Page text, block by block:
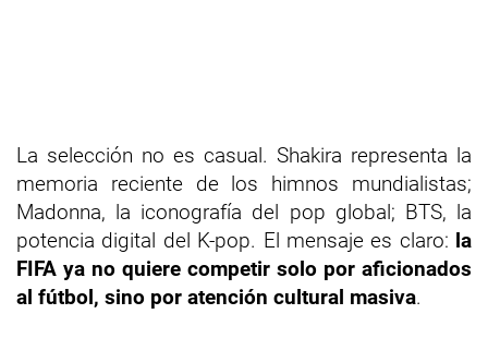
La selección no es casual. Shakira representa la
memoria reciente de los himnos mundialistas;
Madonna, la iconografía del pop global; BTS, la
potencia digital del K-pop. El mensaje es claro: la
FIFA ya no quiere competir solo por aficionados
al fútbol, sino por atención cultural masiva.